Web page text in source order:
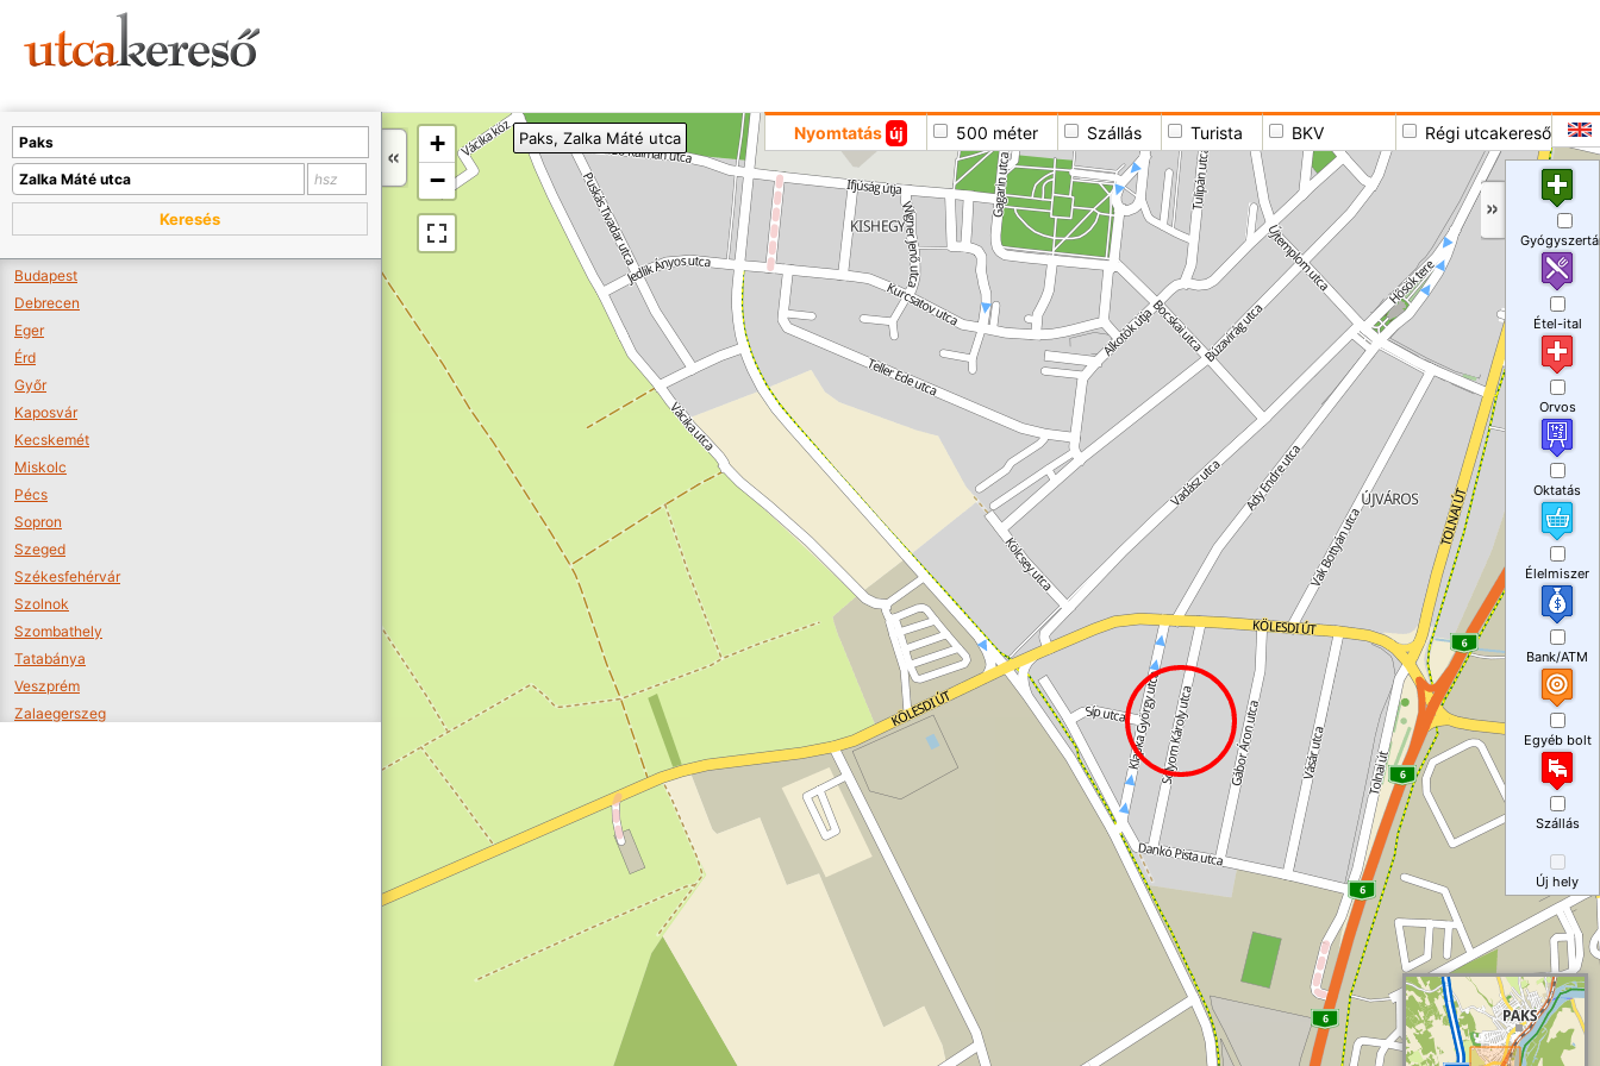
+
−
Nyomtatás új 500 méter Szállás Turista BKV Régi utcakereső
Paks, Zalka Máté utca
Keresés
Budapest
Debrecen
Eger
Érd
Győr
Kaposvár
Kecskemét
Miskolc
Pécs
Sopron
Szeged
Székesfehérvár
Szolnok
Szombathely
Tatabánya
Veszprém
Zalaegerszeg
Étel-ital
Orvos
Oktatás
Élelmiszer
Bank/ATM
Egyéb bolt
Szállás
Új hely
A térképet kicsinyíteni kell, hogy látszódjanak a boltok.
Boltok látszódjanak >>